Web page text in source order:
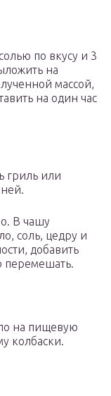
по вкусу и 3
на
массой,
на один час
гриль или
В чашу
соль, цедру и
добавить
перемешать.
на пищевую
колбаски.